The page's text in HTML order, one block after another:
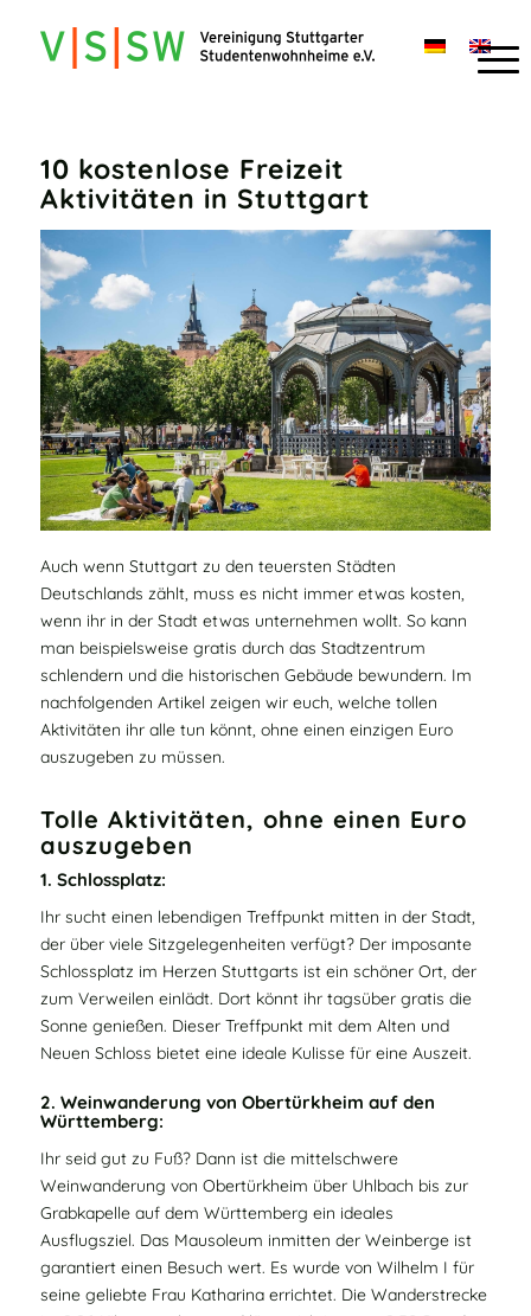
10 kostenlose Freizeit
Aktivitäten in Stuttgart
Auch wenn Stuttgart zu den teuersten Städten
Deutschlands zählt, muss es nicht immer etwas kosten,
wenn ihr in der Stadt etwas unternehmen wollt. So kann
man beispielsweise gratis durch das Stadtzentrum
schlendern und die historischen Gebäude bewundern. Im
nachfolgenden Artikel zeigen wir euch, welche tollen
Aktivitäten ihr alle tun könnt, ohne einen einzigen Euro
auszugeben zu müssen.
Tolle Aktivitäten, ohne einen Euro
auszugeben
1. Schlossplatz:
Ihr sucht einen lebendigen Treffpunkt mitten in der Stadt,
der über viele Sitzgelegenheiten verfügt? Der imposante
Schlossplatz im Herzen Stuttgarts ist ein schöner Ort, der
zum Verweilen einlädt. Dort könnt ihr tagsüber gratis die
Sonne genießen. Dieser Treffpunkt mit dem Alten und
Neuen Schloss bietet eine ideale Kulisse für eine Auszeit.
2. Weinwanderung von Obertürkheim auf den
Württemberg:
Ihr seid gut zu Fuß? Dann ist die mittelschwere
Weinwanderung von Obertürkheim über Uhlbach bis zur
Grabkapelle auf dem Württemberg ein ideales
Ausflugsziel. Das Mausoleum inmitten der Weinberge ist
garantiert einen Besuch wert. Es wurde von Wilhelm I für
seine geliebte Frau Katharina errichtet. Die Wanderstrecke